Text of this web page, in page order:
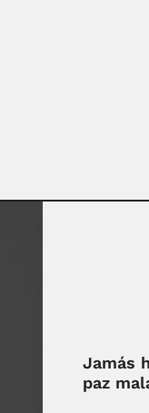
Jamás
paz